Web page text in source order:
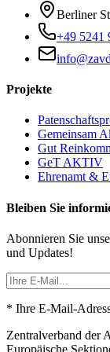
Berliner
+49 5241
Projekte
Gemeinsam
Gut
GeT AKTIV
Ehrenamt &
Bleiben Sie
Abonnieren Sie
und Updates!
* Ihre E-Mail-
Zentralverband der
Europäische